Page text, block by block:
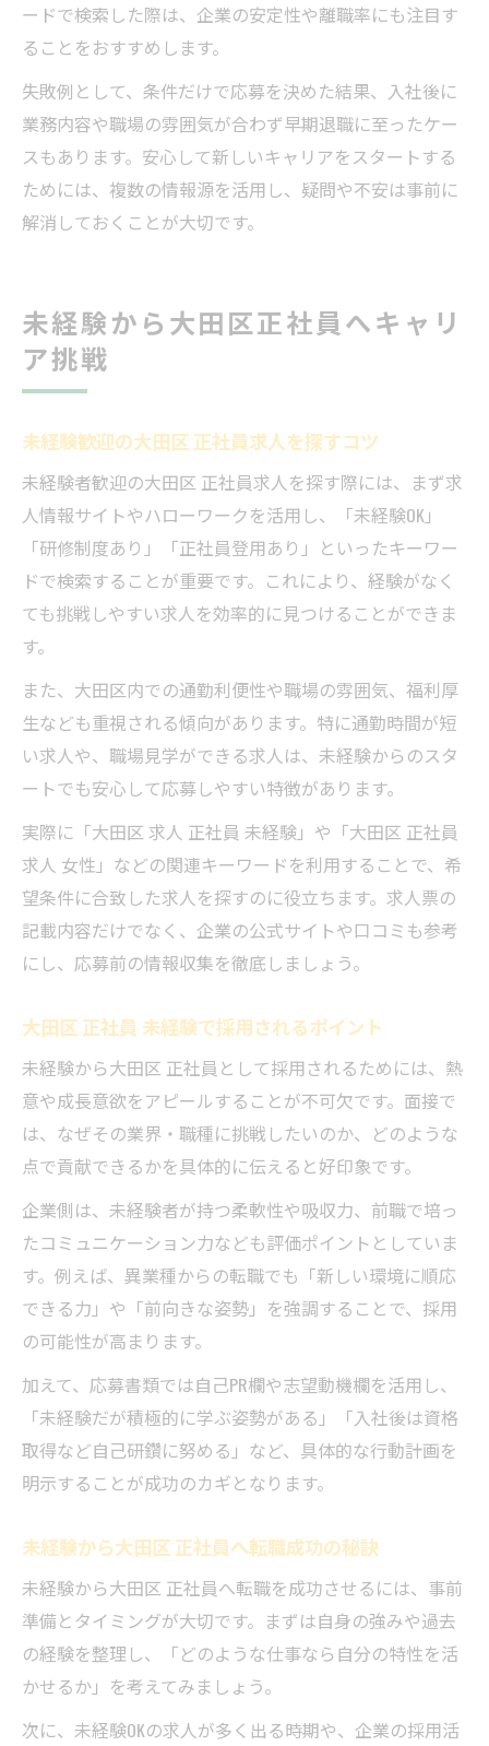
ードで検索した際は、企業の安定性や離職率にも注目す
ることをおすすめします。
失敗例として、条件だけで応募を決めた結果、入社後に
業務内容や職場の雰囲気が合わず早期退職に至ったケー
スもあります。安心して新しいキャリアをスタートする
ためには、複数の情報源を活用し、疑問や不安は事前に
解消しておくことが大切です。
未経験から大田区正社員へキャリ
ア挑戦
未経験歓迎の大田区 正社員求人を探すコツ
未経験者歓迎の大田区 正社員求人を探す際には、まず求
人情報サイトやハローワークを活用し、「未経験OK」
「研修制度あり」「正社員登用あり」といったキーワー
ドで検索することが重要です。これにより、経験がなく
ても挑戦しやすい求人を効率的に見つけることができま
す。
また、大田区内での通勤利便性や職場の雰囲気、福利厚
生なども重視される傾向があります。特に通勤時間が短
い求人や、職場見学ができる求人は、未経験からのスタ
ートでも安心して応募しやすい特徴があります。
実際に「大田区 求人 正社員 未経験」や「大田区 正社員
求人 女性」などの関連キーワードを利用することで、希
望条件に合致した求人を探すのに役立ちます。求人票の
記載内容だけでなく、企業の公式サイトや口コミも参考
にし、応募前の情報収集を徹底しましょう。
大田区 正社員 未経験で採用されるポイント
未経験から大田区 正社員として採用されるためには、熱
意や成長意欲をアピールすることが不可欠です。面接で
は、なぜその業界・職種に挑戦したいのか、どのような
点で貢献できるかを具体的に伝えると好印象です。
企業側は、未経験者が持つ柔軟性や吸収力、前職で培っ
たコミュニケーション力なども評価ポイントとしていま
す。例えば、異業種からの転職でも「新しい環境に順応
できる力」や「前向きな姿勢」を強調することで、採用
の可能性が高まります。
加えて、応募書類では自己PR欄や志望動機欄を活用し、
「未経験だが積極的に学ぶ姿勢がある」「入社後は資格
取得など自己研鑽に努める」など、具体的な行動計画を
明示することが成功のカギとなります。
未経験から大田区 正社員へ転職成功の秘訣
未経験から大田区 正社員へ転職を成功させるには、事前
準備とタイミングが大切です。まずは自身の強みや過去
の経験を整理し、「どのような仕事なら自分の特性を活
かせるか」を考えてみましょう。
次に、未経験OKの求人が多く出る時期や、企業の採用活